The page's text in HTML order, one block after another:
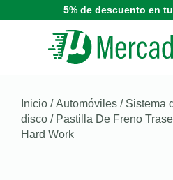
5% de descuento en
Inicio /Automóviles / Sistema
disco / Pastilla De Freno
Hard Work